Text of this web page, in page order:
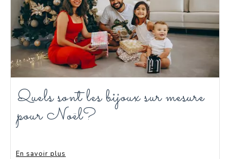
Quels sont les bijoux sur mesure
pour Noël?
En savoir plus